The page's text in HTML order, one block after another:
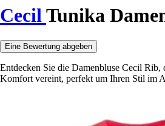
Cecil Tunika
Eine Bewertung abgeben
Entdecken Sie die Damenbluse Cecil Rib,
Komfort vereint, perfekt um Ihren Stil im